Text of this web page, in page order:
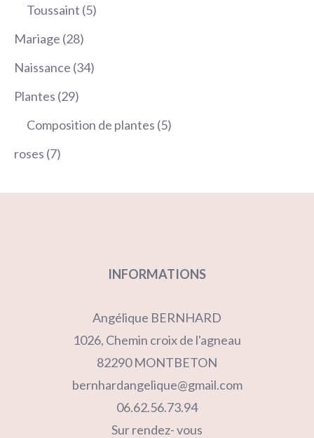
Toussaint 55
Mariage 2828
produits
Naissance 3434
Plantes 2929
produits
Composition de plantes 55
roses 77
INFORMATIONS
Angélique BERNHARD
1026, Chemin croix de l'agneau
82290 MONTBETON
bernhardangelique@gmail.com
06.62.56.73.94
Sur rendez- vous